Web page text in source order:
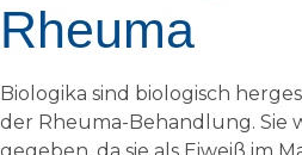
Rheuma
Biologika sind biologisch
der Rheuma-Behandlung. Sie